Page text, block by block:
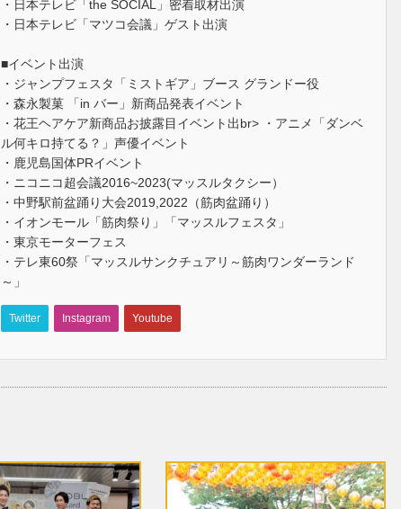
・日本テレビ「the SOCIAL」密着取材出演
・日本テレビ「マツコ会議」ゲスト出演
■イベント出演
・ジャンプフェスタ「ミストギア」ブース グランドー役
・森永製菓 「in バー」新商品発表イベント
・花王ヘアケア新商品お披露目イベント出br> ・アニメ「ダンベ
ル何キロ持てる？」声優イベント
・鹿児島国体PRイベント
・ニコニコ超会議2016~2023(マッスルタクシー）
・中野駅前盆踊り大会2019,2022（筋肉盆踊り）
・イオンモール「筋肉祭り」「マッスルフェスタ」
・東京モーターフェス
・テレ東60祭「マッスルサンクチュアリ～筋肉ワンダーランド
～」
Twitter Instagram Youtube